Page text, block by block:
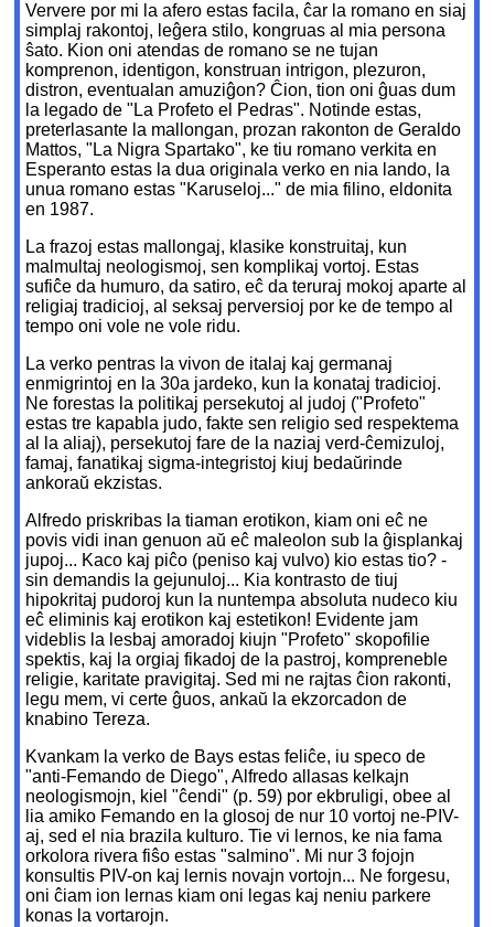
Ververe por mi la afero estas facila, ĉar la romano en siaj
simplaj rakontoj, leĝera stilo, kongruas al mia persona
ŝato. Kion oni atendas de romano se ne tujan
komprenon, identigon, konstruan intrigon, plezuron,
distron, eventualan amuziĝon? Ĉion, tion oni ĝuas dum
la legado de "La Profeto el Pedras". Notinde estas,
preterlasante la mallongan, prozan rakonton de Geraldo
Mattos, "La Nigra Spartako", ke tiu romano verkita en
Esperanto estas la dua originala verko en nia lando, la
unua romano estas "Karuseloj..." de mia filino, eldonita
en 1987.
La frazoj estas mallongaj, klasike konstruitaj, kun
malmultaj neologismoj, sen komplikaj vortoj. Estas
sufiĉe da humuro, da satiro, eĉ da teruraj mokoj aparte al
religiaj tradicioj, al seksaj perversioj por ke de tempo al
tempo oni vole ne vole ridu.
La verko pentras la vivon de italaj kaj germanaj
enmigrintoj en la 30a jardeko, kun la konataj tradicioj.
Ne forestas la politikaj persekutoj al judoj ("Profeto"
estas tre kapabla judo, fakte sen religio sed respektema
al la aliaj), persekutoj fare de la naziaj verd-ĉemizuloj,
famaj, fanatikaj sigma-integristoj kiuj bedaŭrinde
ankoraŭ ekzistas.
Alfredo priskribas la tiaman erotikon, kiam oni eĉ ne
povis vidi inan genuon aŭ eĉ maleolon sub la ĝisplankaj
jupoj... Kaco kaj piĉo (peniso kaj vulvo) kio estas tio? -
sin demandis la gejunuloj... Kia kontrasto de tiuj
hipokritaj pudoroj kun la nuntempa absoluta nudeco kiu
eĉ eliminis kaj erotikon kaj estetikon! Evidente jam
videblis la lesbaj amoradoj kiujn "Profeto" skopofilie
spektis, kaj la orgiaj fikadoj de la pastroj, kompreneble
religie, karitate pravigitaj. Sed mi ne rajtas ĉion rakonti,
legu mem, vi certe ĝuos, ankaŭ la ekzorcadon de
knabino Tereza.
Kvankam la verko de Bays estas feliĉe, iu speco de
"anti-Femando de Diego", Alfredo allasas kelkajn
neologismojn, kiel "ĉendi" (p. 59) por ekbruligi, obee al
lia amiko Femando en la glosoj de nur 10 vortoj ne-PIV-
aj, sed el nia brazila kulturo. Tie vi lernos, ke nia fama
orkolora rivera fiŝo estas "salmino". Mi nur 3 fojojn
konsultis PIV-on kaj lernis novajn vortojn... Ne forgesu,
oni ĉiam ion lernas kiam oni legas kaj neniu parkere
konas la vortarojn.